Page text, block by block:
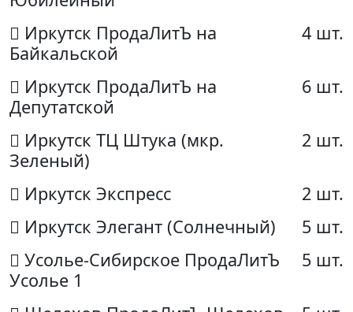
Иркутск ПродаЛитЪ на
Байкальской
4 шт.
Иркутск ПродаЛитЪ на
Депутатской
6 шт.
Иркутск ТЦ Штука (мкр.
Зеленый)
2 шт.
Иркутск Экспресс
2 шт.
Иркутск Элегант (Солнечный)
5 шт.
Усолье-Сибирское ПродаЛитЪ
Усолье 1
5 шт.